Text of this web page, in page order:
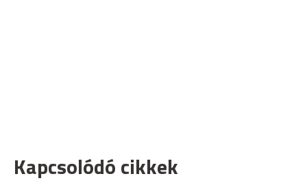
Kapcsolódó cikkek